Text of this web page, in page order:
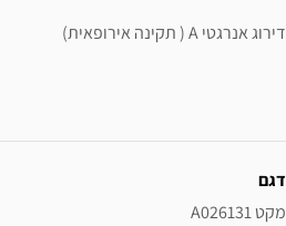
דירוג אנרגטי A ( תקינה אירופאית)
דגם
מקט A026131